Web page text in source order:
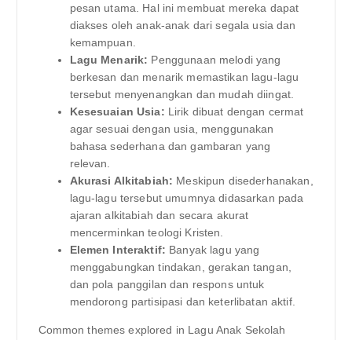
pesan utama. Hal ini membuat mereka dapat
diakses oleh anak-anak dari segala usia dan
kemampuan.
Lagu Menarik: Penggunaan melodi yang
berkesan dan menarik memastikan lagu-lagu
tersebut menyenangkan dan mudah diingat.
Kesesuaian Usia: Lirik dibuat dengan cermat
agar sesuai dengan usia, menggunakan
bahasa sederhana dan gambaran yang
relevan.
Akurasi Alkitabiah: Meskipun disederhanakan,
lagu-lagu tersebut umumnya didasarkan pada
ajaran alkitabiah dan secara akurat
mencerminkan teologi Kristen.
Elemen Interaktif: Banyak lagu yang
menggabungkan tindakan, gerakan tangan,
dan pola panggilan dan respons untuk
mendorong partisipasi dan keterlibatan aktif.
Common themes explored in Lagu Anak Sekolah